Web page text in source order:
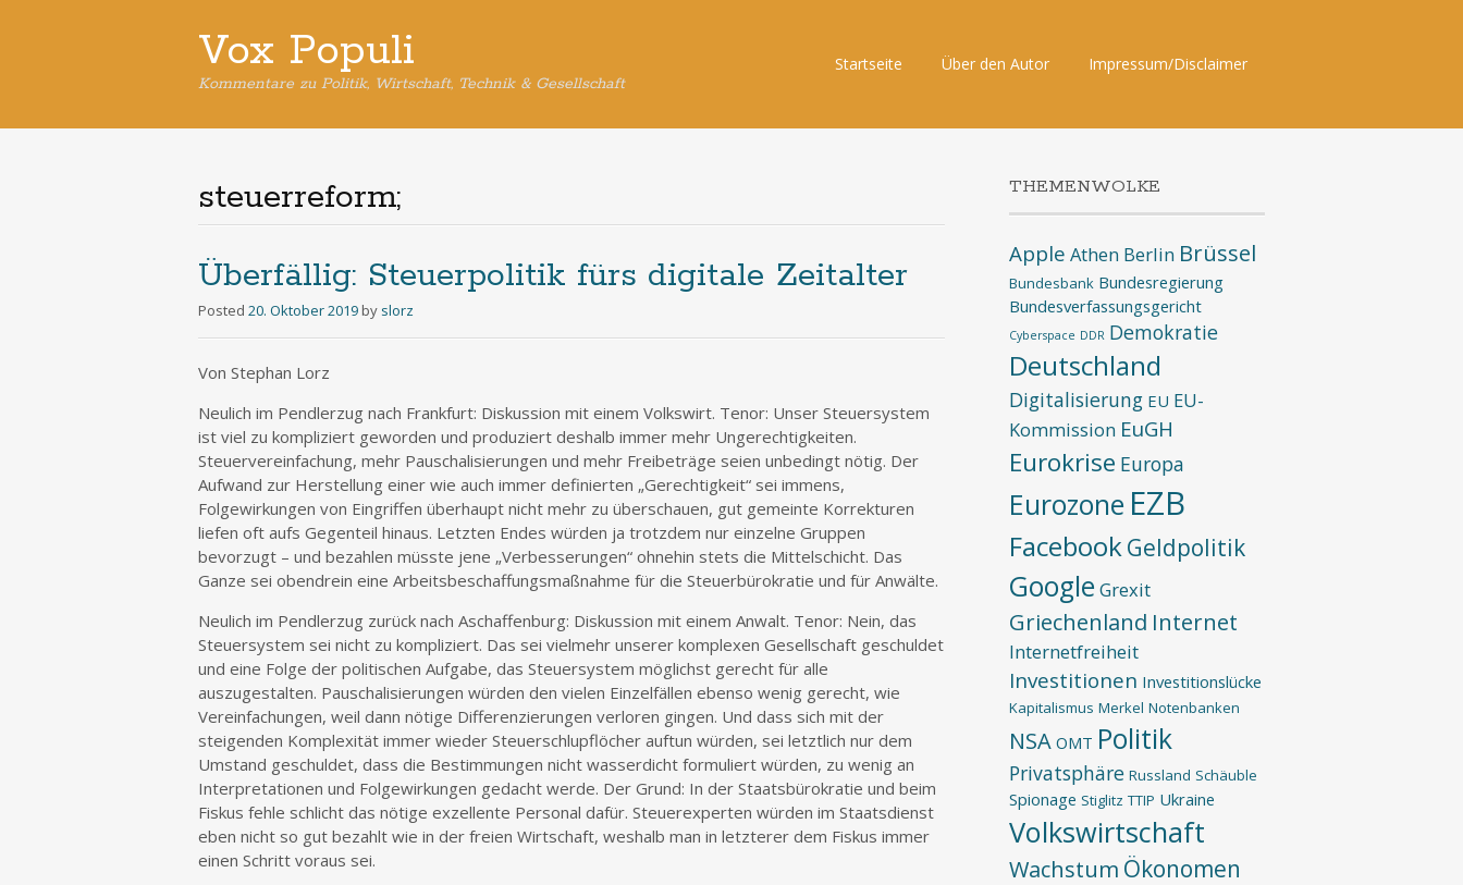
Vox Populi
Kommentare zu Politik, Wirtschaft, Technik & Gesellschaft
Skip
Startseite Über den Autor Impressum/Disclaimer
steuerreform;
Überfällig: Steuerpolitik fürs digitale Zeitalter
Posted 20. Oktober 2019 by slorz
Von Stephan Lorz
Neulich im Pendlerzug nach Frankfurt: Diskussion mit einem Volkswirt. Tenor: Unser Steuersystem
ist viel zu kompliziert geworden und produziert deshalb immer mehr Ungerechtigkeiten.
Steuervereinfachung, mehr Pauschalisierungen und mehr Freibeträge seien unbedingt nötig. Der
Aufwand zur Herstellung einer wie auch immer definierten „Gerechtigkeit“ sei immens,
Folgewirkungen von Eingriffen überhaupt nicht mehr zu überschauen, gut gemeinte Korrekturen
liefen oft aufs Gegenteil hinaus. Letzten Endes würden ja trotzdem nur einzelne Gruppen
bevorzugt – und bezahlen müsste jene „Verbesserungen“ ohnehin stets die Mittelschicht. Das
Ganze sei obendrein eine Arbeitsbeschaffungsmaßnahme für die Steuerbürokratie und für Anwälte.
Neulich im Pendlerzug zurück nach Aschaffenburg: Diskussion mit einem Anwalt. Tenor: Nein, das
Steuersystem sei nicht zu kompliziert. Das sei vielmehr unserer komplexen Gesellschaft geschuldet
und eine Folge der politischen Aufgabe, das Steuersystem möglichst gerecht für alle
auszugestalten. Pauschalisierungen würden den vielen Einzelfällen ebenso wenig gerecht, wie
Vereinfachungen, weil dann nötige Differenzierungen verloren gingen. Und dass sich mit der
steigenden Komplexität immer wieder Steuerschlupflöcher auftun würden, sei letztlich nur dem
Umstand geschuldet, dass die Bestimmungen nicht wasserdicht formuliert würden, zu wenig an
Interpretationen und Folgewirkungen gedacht werde. Der Grund: In der Staatsbürokratie und beim
Fiskus fehle schlicht das nötige exzellente Personal dafür. Steuerexperten würden im Staatsdienst
eben nicht so gut bezahlt wie in der freien Wirtschaft, weshalb man in letzterer dem Fiskus immer
einen Schritt voraus sei.
THEMENWOLKE
Apple Athen Berlin Brüssel
Bundesbank Bundesregierung
Bundesverfassungsgericht
Cyberspace DDR Demokratie
Deutschland
Digitalisierung EU EU-
Kommission EuGH
Eurokrise Europa
Eurozone EZB
FacebookGeldpolitik
Google Grexit
Griechenland Internet
Internetfreiheit
Investitionen Investitionslücke
Kapitalismus Merkel Notenbanken
NSA OMT Politik
Privatsphäre Russland Schäuble
Spionage Stiglitz TTIP Ukraine
Volkswirtschaft
Wachstum Ökonomen